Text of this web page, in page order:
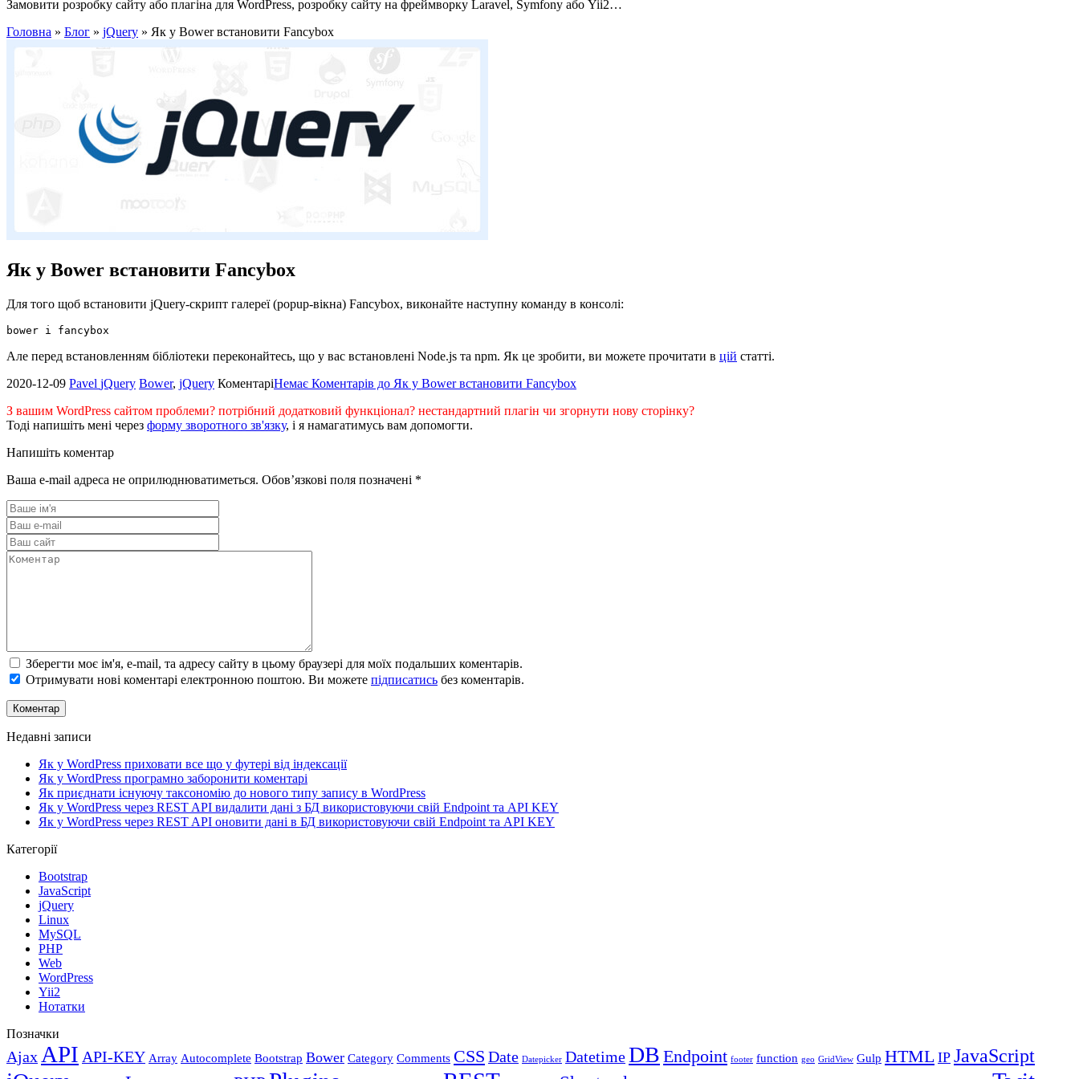
Замовити розробку сайту або плагіна для WordPress, розробку сайту на фреймворку Laravel, Symfony або Yii2…
Головна » Блог » jQuery » Як у Bower встановити Fancybox
Як у Bower встановити Fancybox
Для того щоб встановити jQuery-скрипт галереї (popup-вікна) Fancybox, виконайте наступну команду в консолі:
bower i fancybox
Але перед встановленням бібліотеки переконайтесь, що у вас встановлені Node.js та npm. Як це зробити, ви можете прочитати в цій статті.
2020-12-09 Pavel jQuery Bower, jQuery КоментаріНемає Коментарів до Як у Bower встановити Fancybox
З вашим WordPress сайтом проблеми? потрібний додатковий функціонал? нестандартний плагін чи згорнути нову сторінку?
Тоді напишіть мені через форму зворотного зв'язку, і я намагатимусь вам допомогти.
Напишіть коментар
Ваша e-mail адреса не оприлюднюватиметься. Обов’язкові поля позначені *
Зберегти моє ім'я, e-mail, та адресу сайту в цьому браузері для моїх подальших коментарів.
Отримувати нові коментарі електронною поштою. Ви можете підписатись без коментарів.
Недавні записи
Як у WordPress приховати все що у футері від індексації
Як у WordPress програмно заборонити коментарі
Як приєднати існуючу таксономію до нового типу запису в WordPress
Як у WordPress через REST API видалити дані з БД використовуючи свій Endpoint та API KEY
Як у WordPress через REST API оновити дані в БД використовуючи свій Endpoint та API KEY
Категорії
Bootstrap
JavaScript
jQuery
Linux
MySQL
PHP
Web
WordPress
Yii2
Нотатки
Позначки
Ajax API API-KEY Array Autocomplete Bootstrap Bower Category Comments CSS Date Datepicker DatetimeDB Endpoint footer function geo GridView Gulp HTML IP JavaScript